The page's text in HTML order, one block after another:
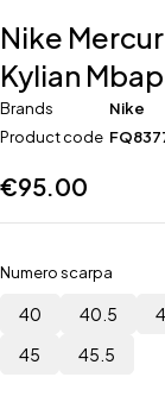
Nike
Kylian
Brands
Nike
Product code
€95.00
Numero scarpa
40 40.5
45
45.5